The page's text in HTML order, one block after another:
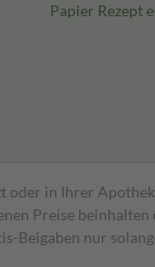
Papier Rezept
oder in Ihrer
Preise
Beigaben nur